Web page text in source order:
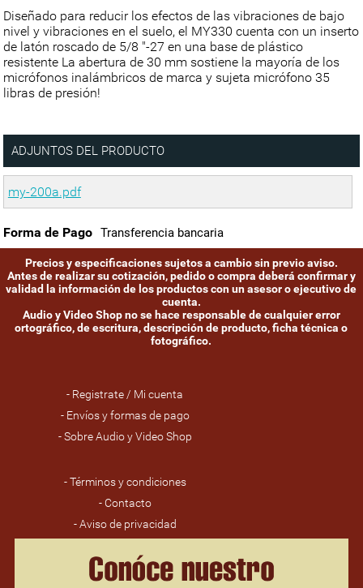
Diseñado para reducir los efectos de las vibraciones de bajo
nivel y vibraciones en el suelo, el MY330 cuenta con un inserto
de latón roscado de 5/8 "-27 en una base de plástico
resistente La abertura de 30 mm sostiene la mayoría de los
micrófonos inalámbricos de marca y sujeta micrófono 35
libras de presión!
ADJUNTOS DEL PRODUCTO
my-200a.pdf
Forma de Pago Transferencia bancaria
Precios y especificaciones sujetos a cambio sin previo aviso.
Antes de realizar su cotización, pedido o compra deberá confirmar y
validad la información de los productos con un asesor o ejecutivo de
cuenta.
Audio y Video Shop no se hace responsable de cualquier error
ortográfico, de escritura, descripción de producto, ficha técnica o
fotográfico.
- Registrate / Mi cuenta
- Envíos y formas de pago
- Sobre Audio y Video Shop
- Términos y condiciones
- Contacto
- Aviso de privacidad